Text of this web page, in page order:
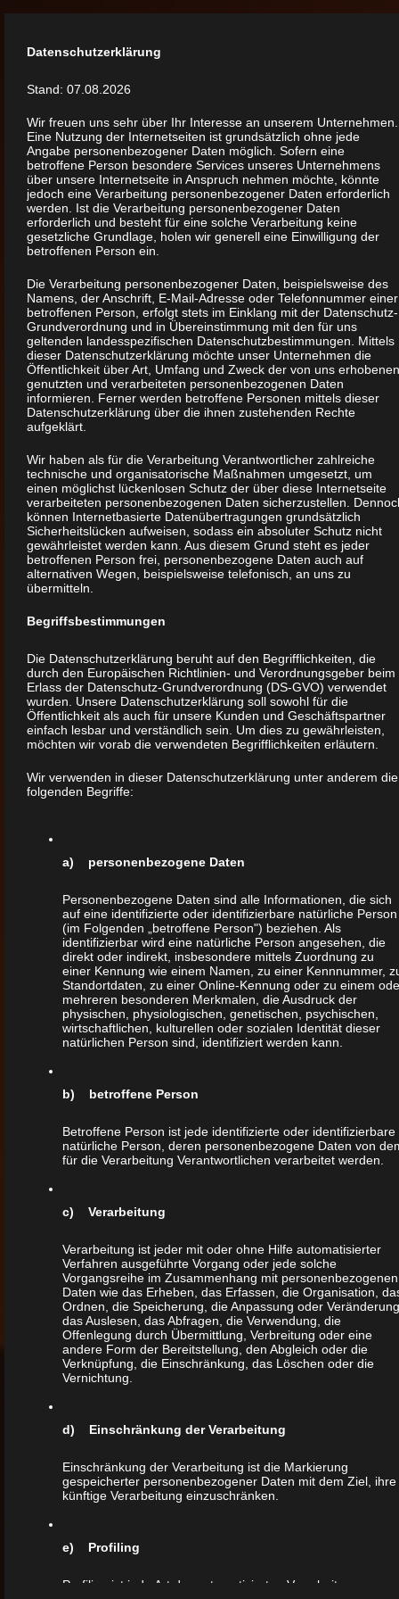
Inhalt
springen
drücken)
Bau
QUALITÄSSICHERUNG BAU
Bausachverständiger liegt in der
baubegleitenden Qualitätssicherung Ihres
Neubauvorhabens und bei der
Begutachtung von gebrauchten Immobilien.
Bei wesentlichen Bauphasen ist es für
Sie als Nichtfachmann notwendig, einen
Sachverständigen hinzuzuziehen, um
wesentliche Schäden an Ihrem Gebäude
zu vermeiden oder verringern zu können.
…hier kann ich Sie unterstützen:
In der Regel besteht eine solche
während der wesentlichen Bauphasen.
individuell vereinbart werden.
Das kostet wieder – werden Sie denken! „JA“
– Eine baubegleitende 5-Punkte-
Qualitätssicherung kostet zwischen 1,5 bis 3
% Ihrer geschätzten Baukosten des
Ausführungsstandard. Beispiel Baukosten für
Nebenkosten) 220.000,- € x 2 % = 4.400,- €
Sachverständigen – Kosten. Aber:
Beispielsweise kostet eine mangelhafte
Kellerabdichtung laut Statistik 60.000,- € im
Mittel an Instandsetzungskosten.
Folgeschäden sind hier nicht berücksichtigt.
Das lässt sich vermeiden!
Ob Wohnung, Ein-, Zwei- oder
einen tieferen Einblick in die Qualität Ihrer
neuen Immobilie werfen. Hier unterstütze ich
Sie und zeige Ihnen offensichtliche Mängel
auf und gebe Ihnen Modernisierungs- und
Instandsetzungshinweise.
Datenschutzerklärung
Stand: 07.08.2026
Wir freuen uns sehr über Ihr Interesse an unserem Unternehmen.
Eine Nutzung der Internetseiten ist grundsätzlich ohne jede
Angabe personenbezogener Daten möglich. Sofern eine
betroffene Person besondere Services unseres Unternehmens
über unsere Internetseite in Anspruch nehmen möchte, könnte
jedoch eine Verarbeitung personenbezogener Daten erforderlich
werden. Ist die Verarbeitung personenbezogener Daten
erforderlich und besteht für eine solche Verarbeitung keine
gesetzliche Grundlage, holen wir generell eine Einwilligung der
betroffenen Person ein.
Die Verarbeitung personenbezogener Daten, beispielsweise des
Namens, der Anschrift, E-Mail-Adresse oder Telefonnummer einer
betroffenen Person, erfolgt stets im Einklang mit der Datenschutz-
Grundverordnung und in Übereinstimmung mit den für uns
geltenden landesspezifischen Datenschutzbestimmungen. Mittels
dieser Datenschutzerklärung möchte unser Unternehmen die
Öffentlichkeit über Art, Umfang und Zweck der von uns
genutzten und verarbeiteten personenbezogenen Daten
informieren. Ferner werden betroffene Personen mittels dieser
Datenschutzerklärung über die ihnen zustehenden Rechte
aufgeklärt.
Wir haben als für die Verarbeitung Verantwortlicher zahlreiche
technische und organisatorische Maßnahmen umgesetzt, um
einen möglichst lückenlosen Schutz der über diese Internetseite
verarbeiteten personenbezogenen Daten sicherzustellen.
können Internetbasierte Datenübertragungen grundsätzlich
Sicherheitslücken aufweisen, sodass ein absoluter Schutz nicht
gewährleistet werden kann. Aus diesem Grund steht es jeder
betroffenen Person frei, personenbezogene Daten auch auf
alternativen Wegen, beispielsweise telefonisch, an uns zu
übermitteln.
Begriffsbestimmungen
Die Datenschutzerklärung beruht auf den Begrifflichkeiten, die
durch den Europäischen Richtlinien- und Verordnungsgeber beim
Erlass der Datenschutz-Grundverordnung (DS-GVO) verwendet
wurden. Unsere Datenschutzerklärung soll sowohl für die
Öffentlichkeit als auch für unsere Kunden und Geschäftspartner
einfach lesbar und verständlich sein. Um dies zu gewährleisten,
möchten wir vorab die verwendeten Begrifflichkeiten erläutern.
Wir verwenden in dieser Datenschutzerklärung unter anderem die
folgenden Begriffe:
a) personenbezogene Daten
Personenbezogene Daten sind alle Informationen, die sich
auf eine identifizierte oder identifizierbare natürliche Person
(im Folgenden „betroffene Person") beziehen. Als
identifizierbar wird eine natürliche Person angesehen, die
direkt oder indirekt, insbesondere mittels Zuordnung zu
einer Kennung wie einem Namen, zu einer Kennnummer,
Standortdaten, zu einer Online-Kennung oder zu einem
mehreren besonderen Merkmalen, die Ausdruck der
physischen, physiologischen, genetischen, psychischen,
wirtschaftlichen, kulturellen oder sozialen Identität dieser
natürlichen Person sind, identifiziert werden kann.
b) betroffene Person
Betroffene Person ist jede identifizierte oder identifizierbare
natürliche Person, deren personenbezogene Daten von
für die Verarbeitung Verantwortlichen verarbeitet werden.
c) Verarbeitung
Verarbeitung ist jeder mit oder ohne Hilfe automatisierter
Verfahren ausgeführte Vorgang oder jede solche
Vorgangsreihe im Zusammenhang mit personenbezogenen
Daten wie das Erheben, das Erfassen, die Organisation,
Ordnen, die Speicherung, die Anpassung oder
das Auslesen, das Abfragen, die Verwendung, die
Offenlegung durch Übermittlung, Verbreitung oder eine
andere Form der Bereitstellung, den Abgleich oder die
Verknüpfung, die Einschränkung, das Löschen oder die
Vernichtung.
d) Einschränkung der Verarbeitung
Einschränkung der Verarbeitung ist die Markierung
gespeicherter personenbezogener Daten mit dem Ziel, ihre
künftige Verarbeitung einzuschränken.
e) Profiling
Profiling ist jede Art der automatisierten Verarbeitung